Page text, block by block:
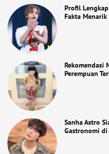
Profil Lengkap
Fakta Menarik
Rekomendasi
Perempuan
Sanha Astro
Gastronomi di